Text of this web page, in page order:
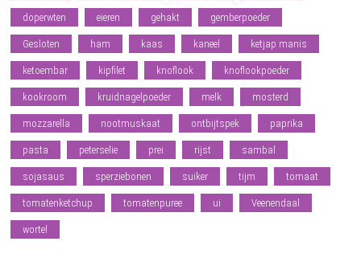
doperwten eieren gehakt gemberpoeder
Gesloten ham kaas kaneel ketjap manis
ketoembar kipfilet knoflook knoflookpoeder
kookroom kruidnagelpoeder melk mosterd
mozzarella nootmuskaat ontbijtspek paprika
pasta peterselie prei rijst sambal
sojasaus sperziebonen suiker tijm tomaat
tomatenketchup tomatenpuree ui Veenendaal
wortel